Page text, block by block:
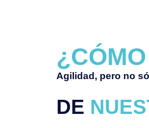
¿CÓMO
Agilidad, pero no
DE